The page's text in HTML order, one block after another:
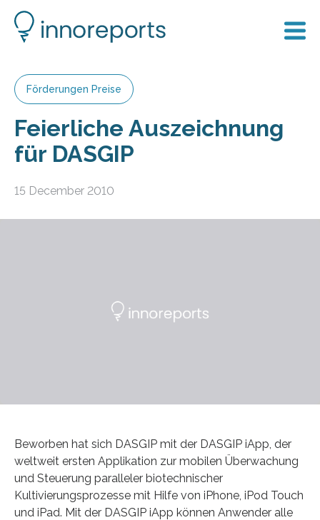
Förderungen Preise
Feierliche Auszeichnung
für DASGIP
15 December 2010
Beworben hat sich DASGIP mit der DASGIP iApp, der
weltweit ersten Applikation zur mobilen Überwachung
und Steuerung paralleler biotechnischer
Kultivierungsprozesse mit Hilfe von iPhone, iPod Touch
und iPad. Mit der DASGIP iApp können Anwender alle